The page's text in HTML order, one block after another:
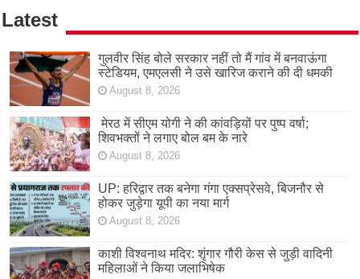
Latest
गुलवीर सिंह बोले सरकार नहीं तो मैं गांव में बनवाऊंगा
स्टेडियम, एमएलसी ने उसे खारिज कराने की दी धमकी
August 8, 2026
मेरठ में सीएम योगी ने की कांवड़ियों पर पुष्प वर्षा;
शिवभक्तों ने लगाए बोल बम के नारे
August 8, 2026
UP: हरिद्वार तक बनेगा गंगा एक्सप्रेसवे, बिजनौर से
होकर जुड़ेगा यूपी का नया मार्ग
August 8, 2026
काशी विश्वनाथ मदिर: शृंगार गौरी केस से जुड़ी वादिनी
महिलाओं ने किया जलाभिषेक